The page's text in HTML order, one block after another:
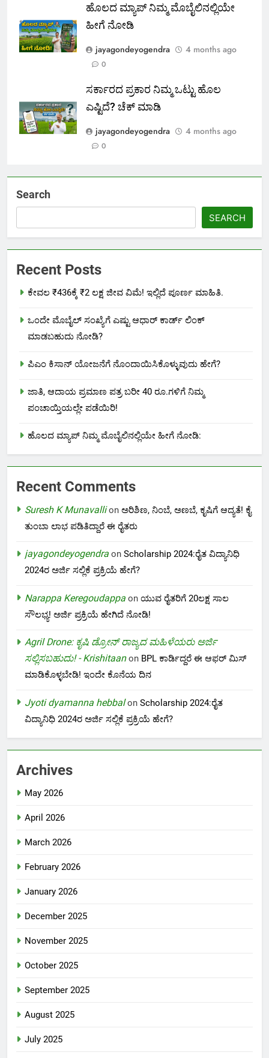
ಹೊಲದ ಮ್ಯಾಪ್ ನಿಮ್ಮ ಮೊಬೈಲಿನಲ್ಲಿಯೇ
ಹೀಗೆ ನೋಡಿ
jayagondeyogendra
4 months ago
0
ಸರ್ಕಾರದ ಪ್ರಕಾರ ನಿಮ್ಮ ಒಟ್ಟು ಹೊಲ
ಎಷ್ಟಿದೆ? ಚೆಕ್ ಮಾಡಿ
jayagondeyogendra
4 months ago
0
Search
SEARCH
Recent Posts
ಕೇವಲ ₹436ಕ್ಕೆ ₹2 ಲಕ್ಷ ಜೀವ ವಿಮೆ! ಇಲ್ಲಿದೆ ಪೂರ್ಣ ಮಾಹಿತಿ.
ಒಂದೇ ಮೊಬೈಲ್ ಸಂಖ್ಯೆಗೆ ಎಷ್ಟು ಆಧಾರ್ ಕಾರ್ಡ್ ಲಿಂಕ್
ಮಾಡಬಹುದು ನೋಡಿ?
ಪಿಎಂ ಕಿಸಾನ್ ಯೋಜನೆಗೆ ನೊಂದಾಯಿಸಿಕೊಳ್ಳುವುದು ಹೇಗೆ?
ಜಾತಿ, ಆದಾಯ ಪ್ರಮಾಣ ಪತ್ರ ಬರೀ 40 ರೂ.ಗಳಿಗೆ ನಿಮ್ಮ
ಪಂಚಾಯ್ತಿಯಲ್ಲೇ ಪಡೆಯಿರಿ!
ಹೊಲದ ಮ್ಯಾಪ್ ನಿಮ್ಮ ಮೊಬೈಲಿನಲ್ಲಿಯೇ ಹೀಗೆ ನೋಡಿ:
Recent Comments
Suresh K Munavallion ಅರಿಶಿಣ, ನಿಂಬೆ, ಅಣಬೆ, ಕೃಷಿಗೆ ಆದ್ಯತೆ! ಕೈ
ತುಂಬಾ ಲಾಭ ಪಡಿತಿದ್ದಾರೆ ಈ ರೈತರು
jayagondeyogendra on Scholarship 2024:ರೈತ ವಿದ್ಯಾನಿಧಿ
2024ರ ಅರ್ಜಿ ಸಲ್ಲಿಕೆ ಪ್ರಕ್ರಿಯೆ ಹೇಗೆ?
Narappa Keregoudappa on ಯುವ ರೈತರಿಗೆ 20ಲಕ್ಷ ಸಾಲ
ಸೌಲಭ್ಯ! ಅರ್ಜಿ ಪ್ರಕ್ರಿಯೆ ಹೇಗಿದೆ ನೋಡಿ!
Agril Drone: ಕೃಷಿ ಡ್ರೋನ್ ರಾಜ್ಯದ ಮಹಿಳೆಯರು ಅರ್ಜಿ
ಸಲ್ಲಿಸಬಹುದು! - Krishitaanon BPL ಕಾರ್ಡಿದ್ದರೆ ಈ ಆಫರ್ ಮಿಸ್
ಮಾಡಿಕೊಳ್ಳಬೇಡಿ! ಇಂದೇ ಕೊನೆಯ ದಿನ
Jyoti dyamanna hebbalon Scholarship 2024:ರೈತ
ವಿದ್ಯಾನಿಧಿ 2024ರ ಅರ್ಜಿ ಸಲ್ಲಿಕೆ ಪ್ರಕ್ರಿಯೆ ಹೇಗೆ?
Archives
May 2026
April 2026
March 2026
February 2026
January 2026
December 2025
November 2025
October 2025
September 2025
August 2025
July 2025